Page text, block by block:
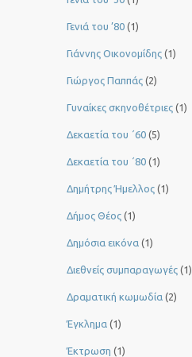
Γενιά του ’80 (1)
Γιάννης Οικονομίδης (1)
Γιώργος Παππάς (2)
Γυναίκες σκηνοθέτριες (1)
Δεκαετία του ΄60 (5)
Δεκαετία του ΄80 (1)
Δημήτρης Ήμελλος (1)
Δήμος Θέος (1)
Δημόσια εικόνα (1)
Διεθνείς συμπαραγωγές (1)
Δραματική κωμωδία (2)
Έγκλημα (1)
Έκτρωση (1)